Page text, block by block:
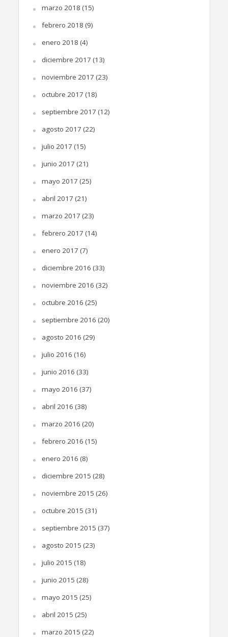
marzo 2018 (15)
febrero 2018 (9)
enero 2018 (4)
diciembre 2017 (13)
noviembre 2017 (23)
octubre 2017 (18)
septiembre 2017 (12)
agosto 2017 (22)
julio 2017 (15)
junio 2017 (21)
mayo 2017 (25)
abril 2017 (21)
marzo 2017 (23)
febrero 2017 (14)
enero 2017 (7)
diciembre 2016 (33)
noviembre 2016 (32)
octubre 2016 (25)
septiembre 2016 (20)
agosto 2016 (29)
julio 2016 (16)
junio 2016 (33)
mayo 2016 (37)
abril 2016 (38)
marzo 2016 (20)
febrero 2016 (15)
enero 2016 (8)
diciembre 2015 (28)
noviembre 2015 (26)
octubre 2015 (31)
septiembre 2015 (37)
agosto 2015 (23)
julio 2015 (18)
junio 2015 (28)
mayo 2015 (25)
abril 2015 (25)
marzo 2015 (22)